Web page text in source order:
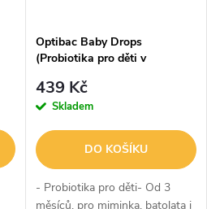
Optibac Baby Drops
(Probiotika pro děti v
439 Kč
Skladem
DO KOŠÍKU
- Probiotika pro děti- Od 3
měsíců, pro miminka, batolata i